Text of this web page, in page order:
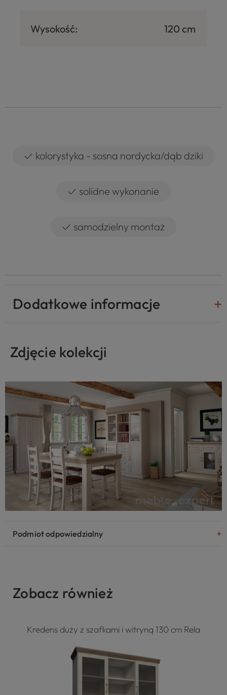
Wysokość: 120 cm
✓ kolorystyka - sosna nordycka/dąb dziki
✓ solidne wykonanie
✓ samodzielny montaż
Dodatkowe informacje
Zdjęcie kolekcji
Podmiot odpowiedzialny
Zobacz również
Kredens duży z szafkami i witryną 130 cm Rela